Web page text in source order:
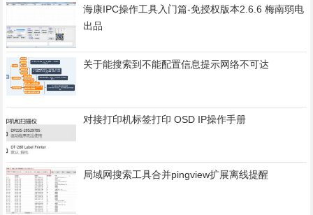
海康IPC操作工具入门篇-免授权版本2.6.6 梅南弱电
出品
关于能搜索到不能配置信息提示网络不可达
对接打印机标签打印 OSD IP操作手册
局域网搜索工具合并pingview扩展离线提醒